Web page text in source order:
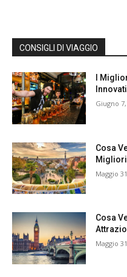
CONSIGLI DI VIAGGIO
I
Giugno
Cosa
Maggio
Cosa
Maggio